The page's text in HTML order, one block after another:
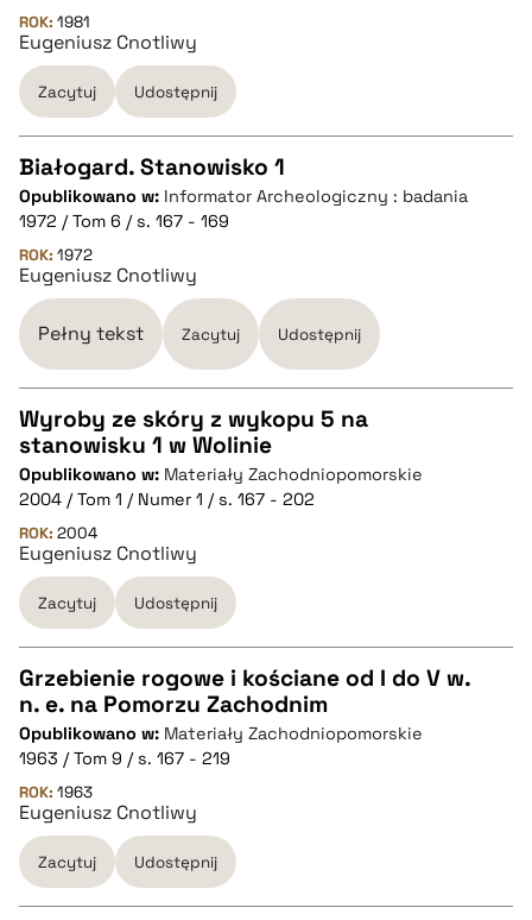
pobierz cytat
BIBTEX
pobierz cytat
ROK: 1981
Eugeniusz Cnotliwy
Zacytuj Udostępnij
CZYSTY TEKST
pobierz cytat
pobierz cytat
Białogard. Stanowisko 1
Opublikowano w: Informator Archeologiczny : badania
1972 / Tom 6 / s. 167 - 169
ROK: 1972
Eugeniusz Cnotliwy
Pełny tekst Zacytuj Udostępnij
CZYSTY TEKST
pobierz cytat
BIBTEX
pobierz cytat
Wyroby ze skóry z wykopu 5 na
stanowisku 1 w Wolinie
Opublikowano w: Materiały Zachodniopomorskie
2004 / Tom 1 / Numer 1 / s. 167 - 202
ROK: 2004
Eugeniusz Cnotliwy
Zacytuj Udostępnij
CZYSTY TEKST
pobierz cytat
BIBTEX
Grzebienie rogowe i kościane od I do V w.
n. e. na Pomorzu Zachodnim
Opublikowano w: Materiały Zachodniopomorskie
1963 / Tom 9 / s. 167 - 219
ROK: 1963
Eugeniusz Cnotliwy
Zacytuj Udostępnij